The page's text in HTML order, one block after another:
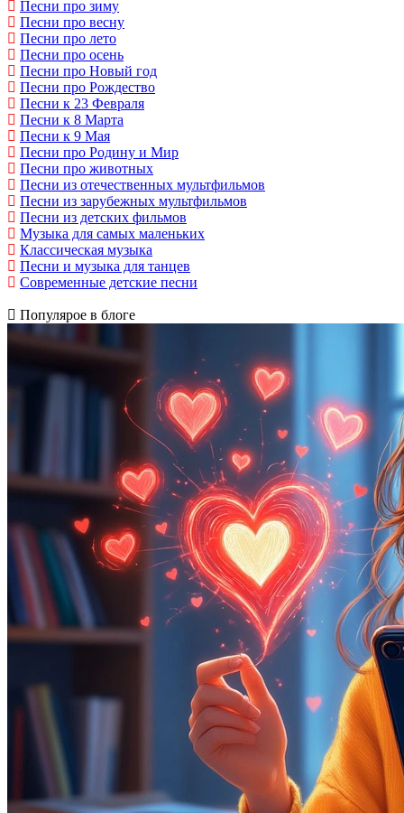
Песни про зиму
Песни про весну
Песни про лето
Песни про осень
Песни про Новый год
Песни про Рождество
Песни к 23 Февраля
Песни к 8 Марта
Песни к 9 Мая
Песни про Родину и Мир
Песни про животных
Песни из отечественных мультфильмов
Песни из зарубежных мультфильмов
Песни из детских фильмов
Музыка для самых маленьких
Классическая музыка
Песни и музыка для танцев
Современные детские песни
Популярое в блоге